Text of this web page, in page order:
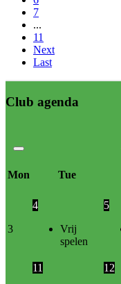
7
...
11
Next
Last
Club agenda
Mon Tue
3
4
Vrij
spelen
5
11
12